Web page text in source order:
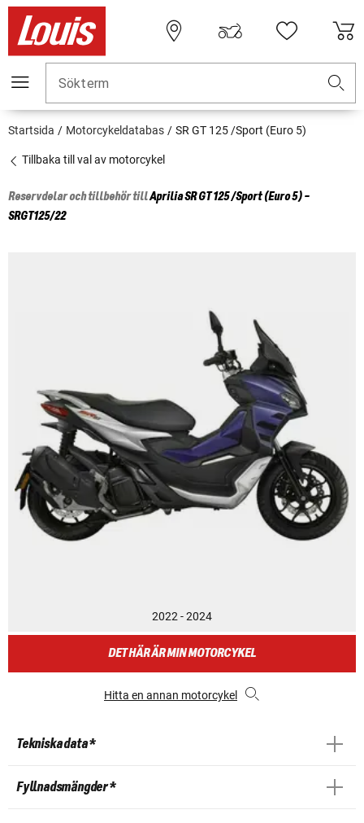
Sökterm
Startsida Motorcykeldatabas SR GT 125 /Sport (Euro 5)
Tillbaka till val av motorcykel
Reservdelar och tillbehör tillApriliaSR GT 125 /Sport (Euro 5) -
SRGT125/22
2022 - 2024
DET HÄR ÄR MIN MOTORCYKEL
Hitta en annan motorcykel
Tekniska data *
Fyllnadsmängder *